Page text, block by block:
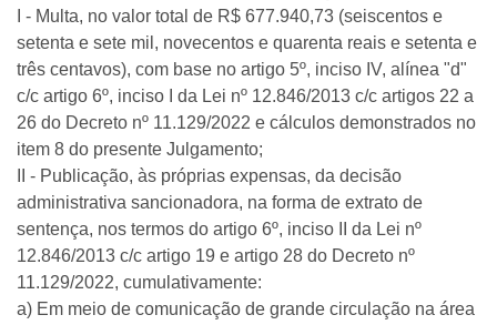
I - Multa, no valor total de R$ 677.940,73 (seiscentos e
setenta e sete mil, novecentos e quarenta reais e setenta e
três centavos), com base no artigo 5º, inciso IV, alínea "d"
c/c artigo 6º, inciso I da Lei nº 12.846/2013 c/c artigos 22 a
26 do Decreto nº 11.129/2022 e cálculos demonstrados no
item 8 do presente Julgamento;
II - Publicação, às próprias expensas, da decisão
administrativa sancionadora, na forma de extrato de
sentença, nos termos do artigo 6º, inciso II da Lei nº
12.846/2013 c/c artigo 19 e artigo 28 do Decreto nº
11.129/2022, cumulativamente:
a) Em meio de comunicação de grande circulação na área